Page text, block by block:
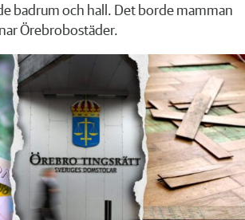
badrum och hall. Det borde mamman
Örebrobostäder.